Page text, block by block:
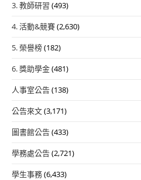
3. 教師研習 (493)
4. 活動&競賽(2,630)
5. 榮譽榜(182)
6. 獎助學金(481)
人事室公告(138)
公告來文(3,171)
圖書館公告(433)
學務處公告(2,721)
學生事務(6,433)